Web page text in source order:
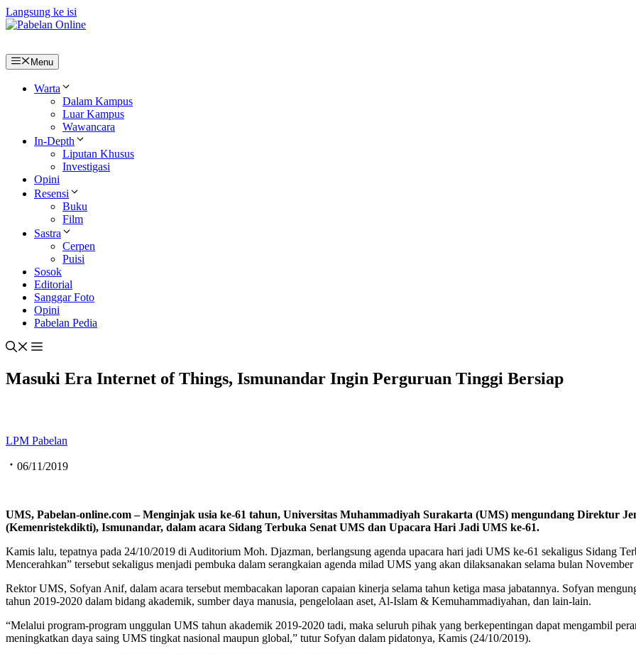
Langsung ke isi
Menu
Warta
Dalam Kampus
Luar Kampus
Wawancara
In-Depth
Liputan Khusus
Investigasi
Opini
Resensi
Buku
Film
Sastra
Cerpen
Puisi
Sosok
Editorial
Sanggar Foto
Opini
Pabelan Pedia
Masuki Era Internet of Things, Ismunandar Ingin Perguruan Tinggi Bersiap
LPM Pabelan
06/11/2019
UMS, Pabelan-online.com – Menginjak usia ke-61 tahun, Universitas Muhammadiyah Surakarta (UMS) mengundang Direktur J
(Kemenristekdikti), Ismunandar, dalam acara Sidang Terbuka Senat UMS dan Upacara Hari Jadi UMS ke-61.
Kamis lalu, tepatnya pada 24/10/2019 di Auditorium Moh. Djazman, berlangsung agenda upacara hari jadi UMS ke-61 sekaligus Sidang
Mencerahkan” tersebut sekaligus menjadi pembuka dalam serangkaian agenda milad UMS yang akan dilaksanakan selama bulan November
Rektor UMS, Sofyan Anif, dalam acara tersebut membacakan laporan capaian kinerja selama tahun ketiga masa jabatannya. Sofyan
tahun 2019-2020 dalam bidang akademik, sumber daya manusia, pengelolaan aset, Al-Islam & Kemuhammadiyahan, dan lain-lain.
“Melalui program-program unggulan UMS tahun akademik 2019-2020 tadi, maka seluruh pihak yang berkepentingan dapat mengambil
meningkatkan daya saing UMS tingkat nasional maupun global,” tutur Sofyan dalam pidatonya, Kamis (24/10/2019).